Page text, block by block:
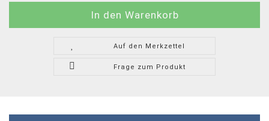
Auf den Merkzettel
Frage zum Produkt